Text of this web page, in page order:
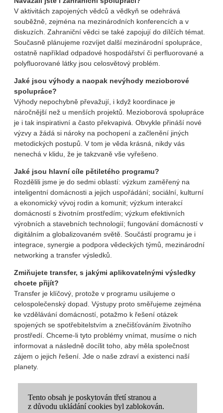
V aktivitách zapojených vědců a vědkyň se odehrává
souběžně, zejména na mezinárodních konferencích a v
diskuzích. Zahraniční vědci se také zapojují do dílčích témat.
Současně plánujeme rozvíjet další mezinárodní spolupráce,
ostatně například odpadové hospodářství či perfluorované a
polyfluorované látky jsou celosvětový problém.
Jaké jsou výhody a naopak nevýhody mezioborové
spolupráce?
Výhody nepochybně převažují, i když koordinace je
náročnější než u menších projektů. Mezioborová spolupráce
je i tak inspirativní a často překvapivá. Obvykle přináší nové
výzvy a žádá si nároky na pochopení a začlenění jiných
metodických postupů. V tom je věda krásná, nikdy vás
nenechá v klidu, že je takzvaně vše vyřešeno.
Jaké jsou hlavní cíle pětiletého programu?
Rozdělili jsme je do sedmi oblastí: výzkum zaměřený na
inteligentní domácnosti a jejich uspořádání; sociální, kulturní
a ekonomický vývoj rodin a komunit; výzkum interakcí
domácností s životním prostředím; výzkum efektivních
výrobních a stavebních technologií; fungování domácností v
digitálním a globalizovaném světě. Součástí programu je i
integrace, synergie a podpora vědeckých týmů, mezinárodní
networking a transfer výsledků.
Zmiňujete transfer, s jakými aplikovatelnými výsledky
chcete přijít?
Transfer je klíčový, protože v programu usilujeme o
celospolečenský dopad. Výstupy proto směřujeme zejména
ke vzdělávání domácností, potažmo k řešení otázek
spojených se spotřebitelstvím a znečišťováním životního
prostředí. Chceme-li tyto problémy vnímat, musíme o nich
informovat a následně docílit toho, aby měla společnost
zájem o jejich řešení. Jde o naše zdraví a existenci naší
planety.